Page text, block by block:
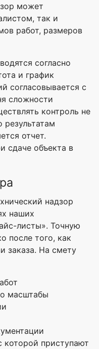
может
так и
работ, размеров
согласно
и график
согласовывается с
сложности
контроль не
отчет.
сдаче объекта в
надзор
наших
листы». Точную
после того, как
заказа. На смету
масштабы
которой приступают